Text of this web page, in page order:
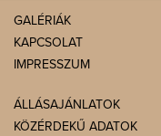
GALÉRIÁK
KAPCSOLAT
IMPRESSZUM
ÁLLÁSAJÁNLATOK
KÖZÉRDEKŰ ADATOK